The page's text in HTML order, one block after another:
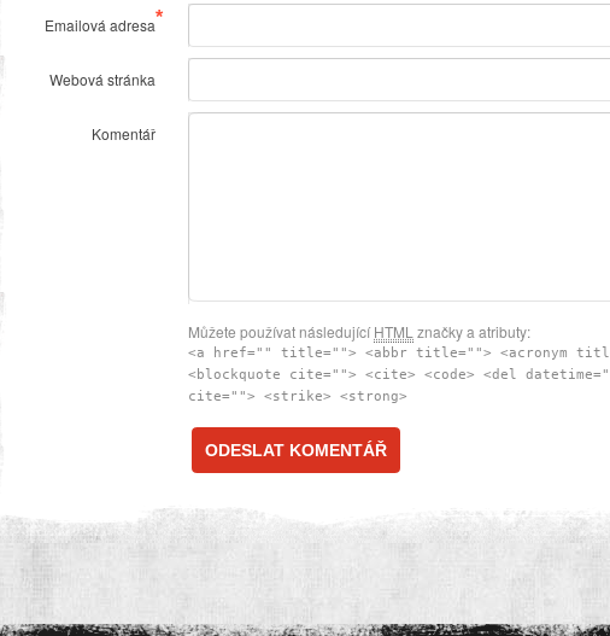
Emailová adresa*
Webová stránka
Komentář
Můžete používat následujícíHTML značky a atributy:
<a href="" title=""> <abbr title=""> <acronym
<blockquote cite=""> <cite> <code> <del
cite=""> <strike> <strong>